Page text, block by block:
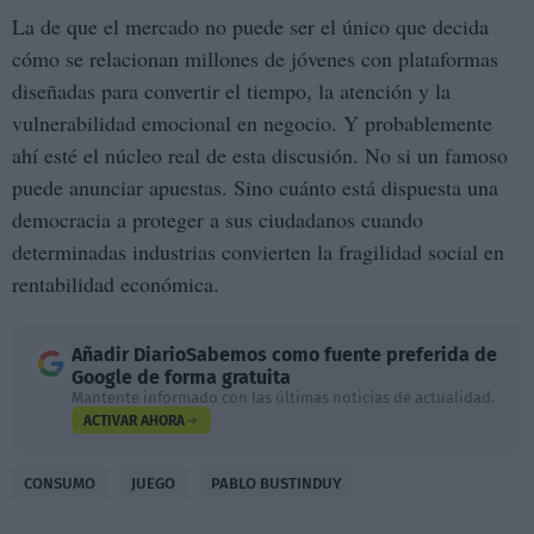
La de que el mercado no puede ser el único que decida
cómo se relacionan millones de jóvenes con plataformas
diseñadas para convertir el tiempo, la atención y la
vulnerabilidad emocional en negocio. Y probablemente
ahí esté el núcleo real de esta discusión. No si un famoso
puede anunciar apuestas. Sino cuánto está dispuesta una
democracia a proteger a sus ciudadanos cuando
determinadas industrias convierten la fragilidad social en
rentabilidad económica.
Añadir DiarioSabemos como fuente preferida de
Google de forma gratuita
Mantente informado con las últimas noticias de actualidad.
ACTIVAR AHORA
CONSUMO JUEGO PABLO BUSTINDUY